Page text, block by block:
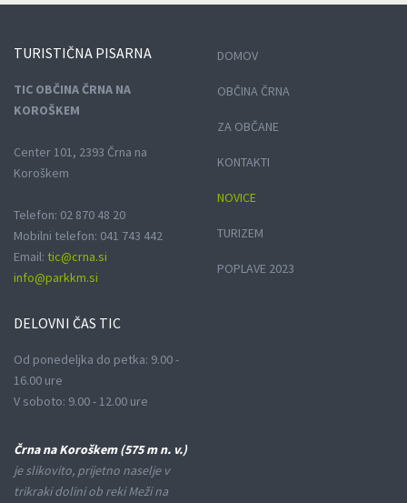
TURISTIČNA PISARNA
TIC OBČINA ČRNA NA
KOROŠKEM
Center 101, 2393 Črna na
Koroškem
Telefon: 02 870 48 20
Mobilni telefon: 041 743 442
Email: tic@crna.si
info@parkkm.si
DELOVNI ČAS TIC
Od ponedeljka do petka: 9.00 -
16.00 ure
V soboto: 9.00 - 12.00 ure
DOMOV
OBČINA ČRNA
ZA OBČANE
KONTAKTI
NOVICE
TURIZEM
POPLAVE 2023
Črna na Koroškem (575 m n. v.)
je slikovito, prijetno naselje v
trikraki dolini ob reki Meži na